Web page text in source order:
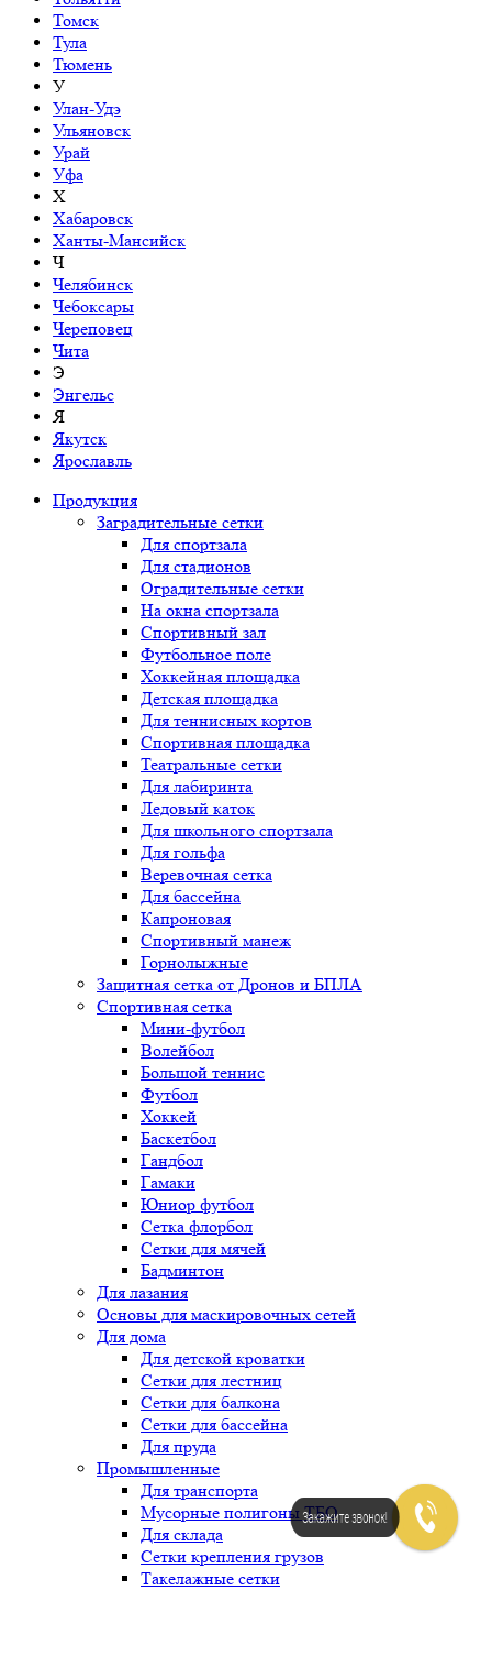
Томск
Тула
Тюмень
У
Улан-Удэ
Ульяновск
Урай
Уфа
Х
Хабаровск
Ханты-Мансийск
Ч
Челябинск
Чебоксары
Череповец
Чита
Э
Энгельс
Я
Якутск
Ярославль
Продукция
Заградительные сетки
Для спортзала
Для стадионов
Оградительные сетки
На окна спортзала
Спортивный зал
Футбольное поле
Хоккейная площадка
Детская площадка
Для теннисных кортов
Спортивная площадка
Театральные сетки
Для лабиринта
Ледовый каток
Для школьного спортзала
Для гольфа
Веревочная сетка
Для бассейна
Капроновая
Спортивный манеж
Горнолыжные
Защитная сетка от Дронов и БПЛА
Спортивная сетка
Мини-футбол
Волейбол
Большой теннис
Футбол
Хоккей
Баскетбол
Гандбол
Гамаки
Юниор футбол
Сетка флорбол
Сетки для мячей
Бадминтон
Для лазания
Основы для маскировочных сетей
Для дома
Для детской кроватки
Сетки для лестниц
Сетки для балкона
Сетки для бассейна
Для пруда
Промышленные
Для транспорта
Мусорные полигоны ТБО
Для склада
Сетки крепления грузов
Такелажные сетки
Закажите звонок!